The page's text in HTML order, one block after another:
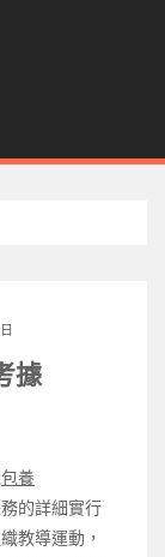
據
包養
的詳細實行
教導運動，